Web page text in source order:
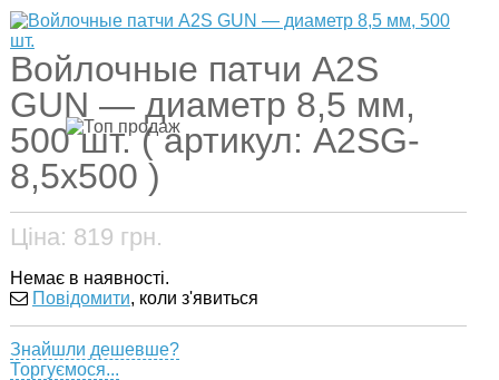
Войлочные патчи A2S
GUN — диаметр 8,5 мм,
500 шт. ( артикул: A2SG-
8,5x500 )
Ціна: 819 грн.
Немає в наявності.
Повідомити, коли з'явиться
Знайшли дешевше?
Торгуємося...